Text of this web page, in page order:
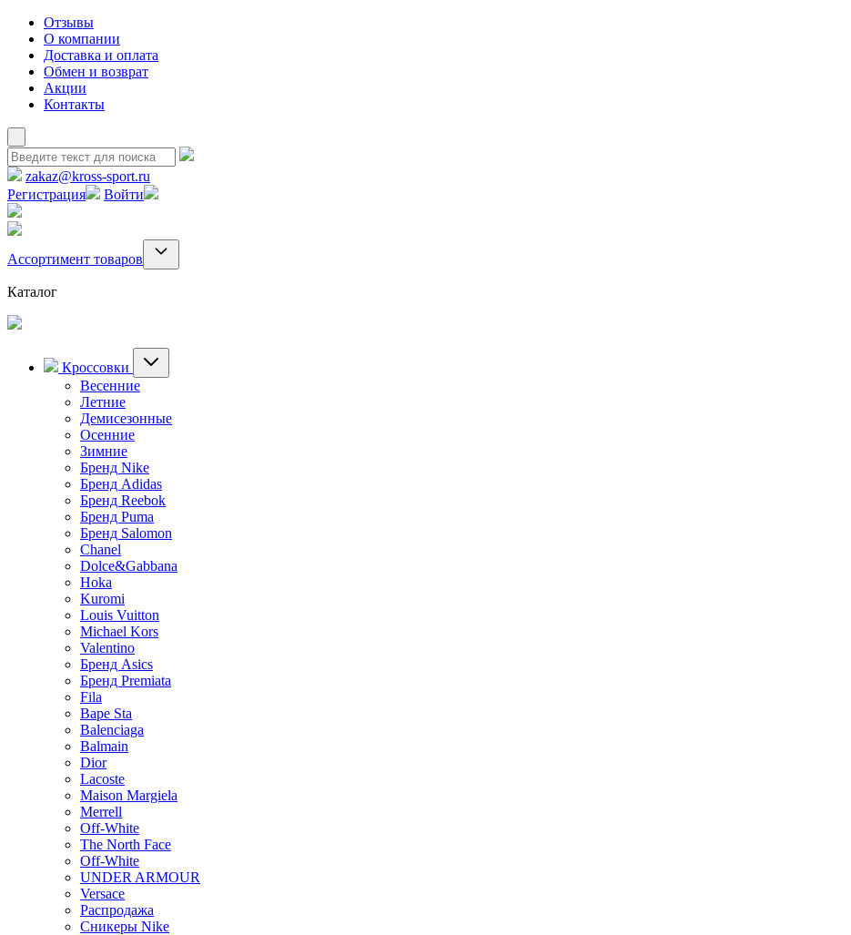
Отзывы
О компании
Доставка и оплата
Обмен и возврат
Акции
Контакты
zakaz@kross-sport.ru
Регистрация
Войти
Ассортимент товаров
Каталог
Кроссовки
Весенние
Летние
Демисезонные
Осенние
Зимние
Бренд Nike
Бренд Adidas
Бренд Reebok
Бренд Puma
Бренд Salomon
Chanel
Dolce&Gabbana
Hoka
Kuromi
Louis Vuitton
Michael Kors
Valentino
Бренд Asics
Бренд Premiata
Fila
Bape Sta
Balenciaga
Balmain
Dior
Lacoste
Maison Margiela
Merrell
Off-White
The North Face
Off-White
UNDER ARMOUR
Versace
Распродажа
Сникеры Nike